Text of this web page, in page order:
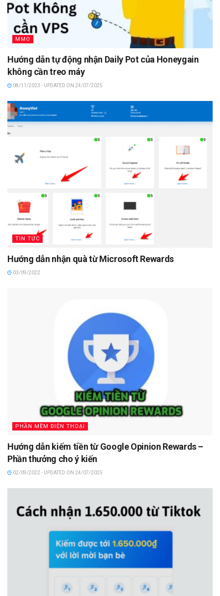
MMO
Hướng dẫn tự động nhận Daily Pot của Honeygain
không cần treo máy
08/11/2023 - UPDATED ON 24/07/2025
TIN TỨC
Hướng dẫn nhận quà từ Microsoft Rewards
03/09/2022
PHẦN MỀM ĐIỆN THOẠI
Hướng dẫn kiếm tiền từ Google Opinion Rewards –
Phần thưởng cho ý kiến
02/09/2022 - UPDATED ON 24/07/2025